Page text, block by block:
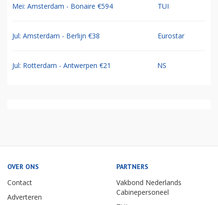
Mei: Amsterdam - Bonaire €594 TUI
Jul: Amsterdam - Berlijn €38 Eurostar
Jul: Rotterdam - Antwerpen €21 NS
OVER ONS
Contact
Adverteren
PARTNERS
Vakbond Nederlands
Cabinepersoneel